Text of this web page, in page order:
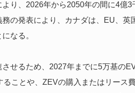
り、2026年から2050年の間に4億
の発表により、カナダは、EU、英
なる。
せるため、2027年までに5万基の
ることや、ZEVの購入またはリース